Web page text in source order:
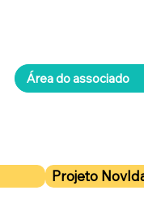
Projeto
Área do associado